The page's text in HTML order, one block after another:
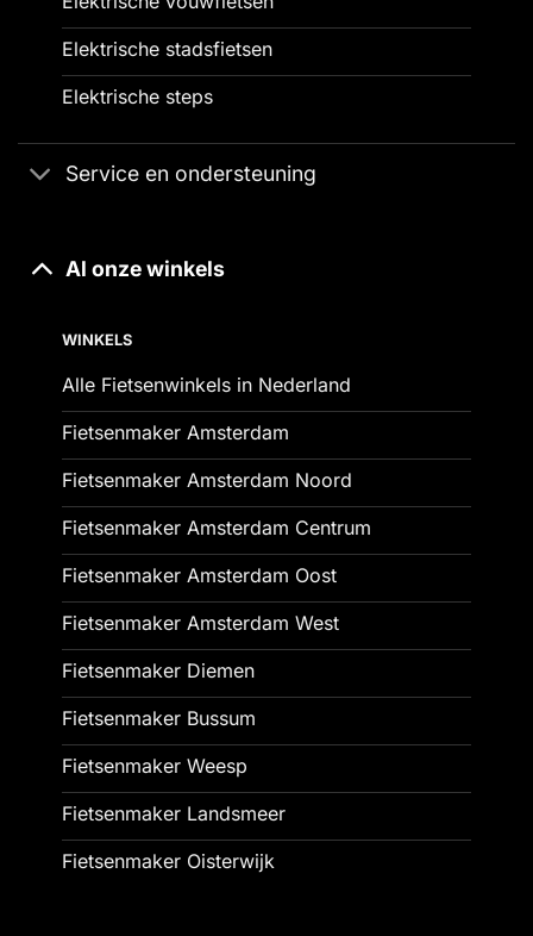
Elektrische stadsfietsen
Elektrische steps
Service en ondersteuning
Al onze winkels
WINKELS
Alle Fietsenwinkels in Nederland
Fietsenmaker Amsterdam
Fietsenmaker Amsterdam Noord
Fietsenmaker Amsterdam Centrum
Fietsenmaker Amsterdam Oost
Fietsenmaker Amsterdam West
Fietsenmaker Diemen
Fietsenmaker Bussum
Fietsenmaker Weesp
Fietsenmaker Landsmeer
Fietsenmaker Oisterwijk